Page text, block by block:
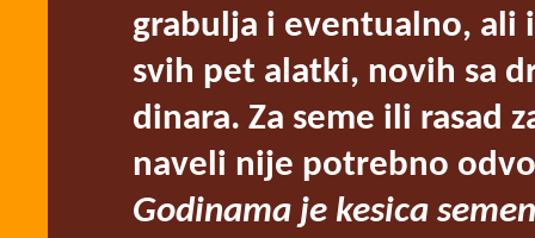
grabulja i eventualno, ali
svih pet alatki, novih sa
dinara. Za seme ili rasad
naveli nije potrebno
Godinama je kesica